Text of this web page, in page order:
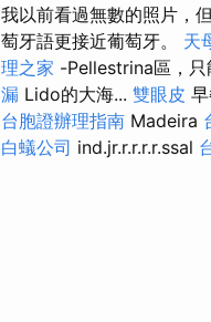
我以前看過無數的照片，
萄牙語更接近葡萄牙。 天
理之家 -Pellestrina區，只
漏 Lido的大海... 雙眼皮
台胞證辦理指南 Madeira
白蟻公司 ind.jr.r.r.r.r.ssal